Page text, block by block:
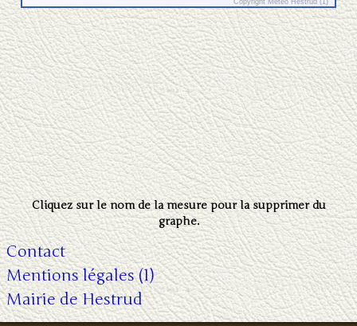
Cliquez sur le nom de la mesure pour la supprimer du
graphe.
Contact
Mentions légales (1)
Mairie de Hestrud